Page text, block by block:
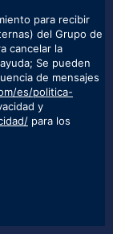
para recibir
del Grupo de
cancelar la
Se pueden
de mensajes
es/politica-
y
para los